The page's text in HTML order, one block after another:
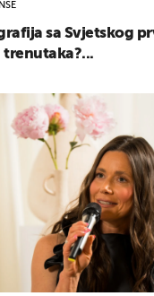
sa Svjetskog
trenutaka?...